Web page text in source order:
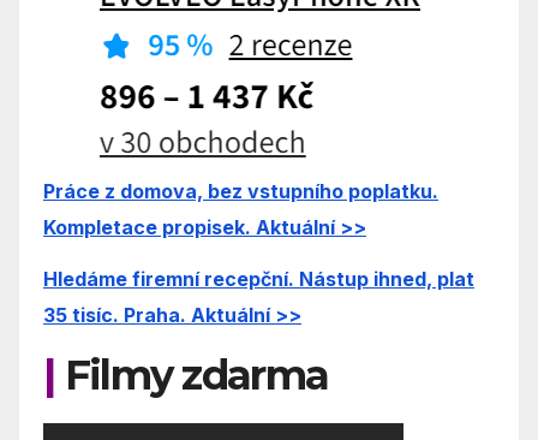
Práce z domova, bez vstupního poplatku.
Kompletace propisek. Aktuální >>
Hledáme firemní recepční. Nástup ihned, plat
35 tisíc. Praha. Aktuální >>
| Filmy zdarma